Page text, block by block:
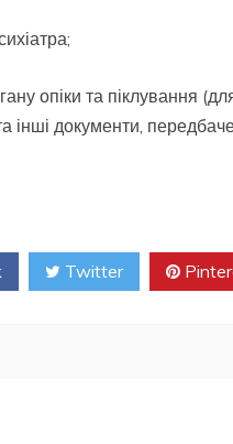
опіки та піклування
інші документи,
Twitter